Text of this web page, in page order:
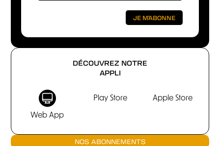
DÉCOUVREZ NOTRE
APPLI
Web App
Play Store Apple Store
NOS ABONNEMENTS